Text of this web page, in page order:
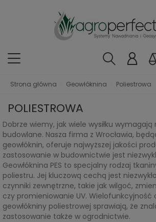
Strona główna Geowłóknina Poliestrowa
POLIESTROWA
Dobrze wiemy, jak wiele wysiłku
budowlane. Nasza firma z Wrocławia,
geowłóknin, oferuje najwyższej jakości
zastosowanie w budownictwie jest
Geowłóknina PES to specjalny rodzaj
poliestru. Jej kluczową cechą jest
czynniki zewnętrzne, takie jak wilgoć,
czy promieniowanie UV. Wielofunkcyjność
geowłókniny poliestrowej sprawiają, że
zastosowanie także w ogrodnictwie.